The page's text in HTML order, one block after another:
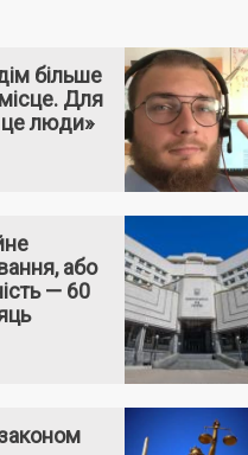
більше
Для
люди»
або
— 60